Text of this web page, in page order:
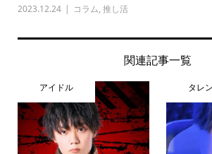
2023.12.24 コラム, 推し活
関連記事一覧
アイドル タレ